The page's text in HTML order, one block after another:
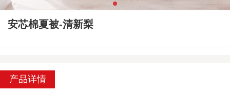
安芯棉夏被-清新梨
产品详情